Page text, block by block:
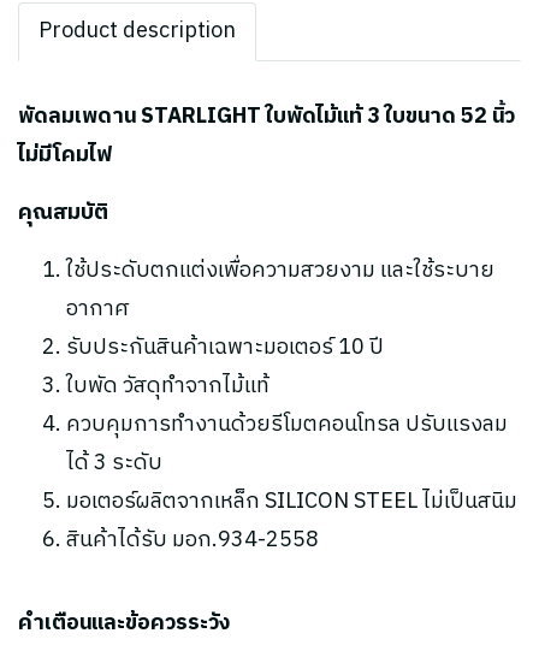
Product description
พัดลมเพดาน STARLIGHT ใบพัดไม้แท้ 3 ใบขนาด 52 นิ้ว
ไม่มีโคมไฟ
คุณสมบัติ
ใช้ประดับตกแต่งเพื่อความสวยงาม และใช้ระบาย
อากาศ
รับประกันสินค้าเฉพาะมอเตอร์ 10 ปี
ใบพัด วัสดุทำจากไม้แท้
ควบคุมการทำงานด้วยรีโมตคอนโทรล ปรับแรงลม
ได้ 3 ระดับ
มอเตอร์ผลิตจากเหล็ก SILICON STEEL ไม่เป็นสนิม
สินค้าได้รับ มอก.934-2558
คำเตือนและข้อควรระวัง